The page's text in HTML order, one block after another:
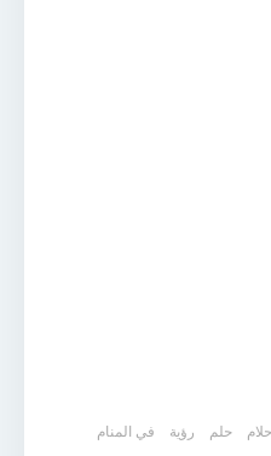
حلم رؤية في المنام